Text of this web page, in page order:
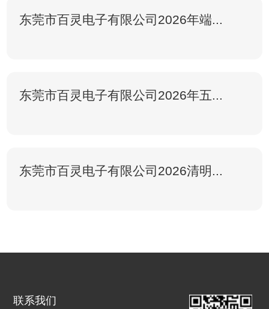
东莞市百灵电子有限公司2026年端...
东莞市百灵电子有限公司2026年五...
东莞市百灵电子有限公司2026清明...
联系我们